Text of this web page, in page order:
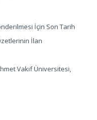
İçin Son Tarih
İlan
Vakıf Üniversitesi,